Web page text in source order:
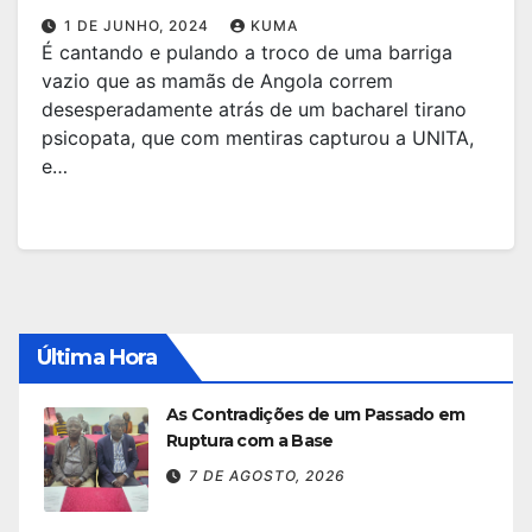
1 DE JUNHO, 2024 KUMA
É cantando e pulando a troco de uma barriga
vazio que as mamãs de Angola correm
desesperadamente atrás de um bacharel tirano
psicopata, que com mentiras capturou a UNITA,
e…
Última Hora
As Contradições de um Passado em
Ruptura com a Base
7 DE AGOSTO, 2026